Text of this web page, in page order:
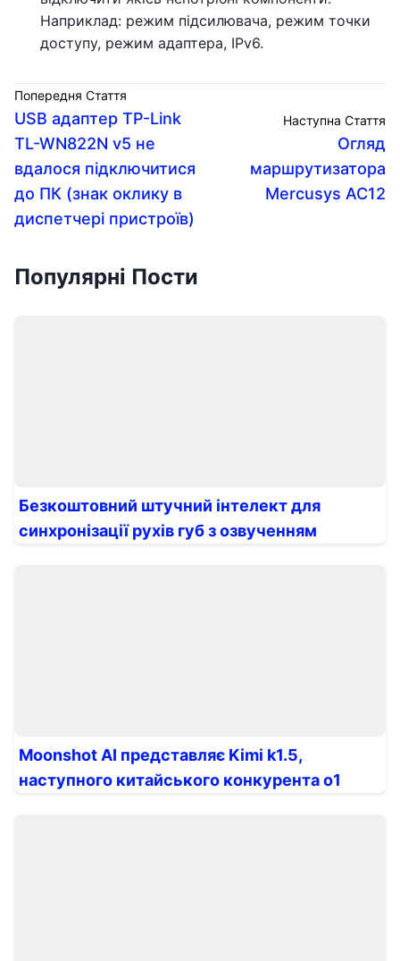
Наприклад: режим підсилювача, режим точки
доступу, режим адаптера, IPv6.
Попередня Стаття
USB адаптер TP-Link
TL-WN822N v5 не
вдалося підключитися
до ПК (знак оклику в
диспетчері пристроїв)
Наступна Стаття
Огляд
маршрутизатора
Mercusys AC12
Популярні Пости
Безкоштовний штучний інтелект для
синхронізації рухів губ з озвученням
Moonshot AI представляє Kimi k1.5,
наступного китайського конкурента o1